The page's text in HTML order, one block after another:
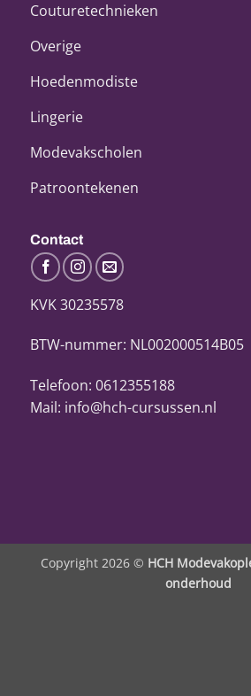
Couturetechnieken
Overige
Hoedenmodiste
Lingerie
Modevakscholen
Patroontekenen
Contact
KVK 30235578
BTW-nummer: NL002000514B05
Telefoon: 0612355188
Mail: info@hch-cursussen.nl
Copyright 2026 © HCH
onderhoud